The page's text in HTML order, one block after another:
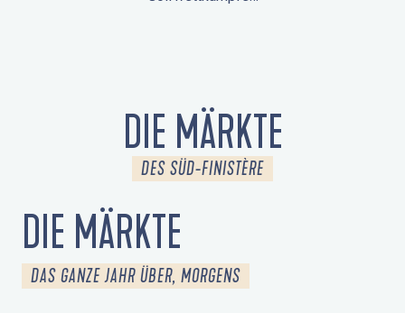
DIE MÄRKTE
DES SÜD-FINISTÈRE
DIE MÄRKTE
DAS GANZE JAHR ÜBER, MORGENS